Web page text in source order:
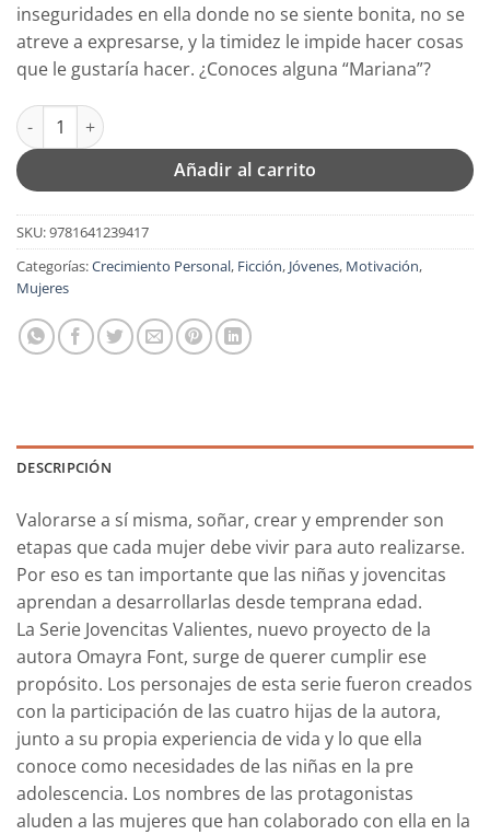
inseguridades en ella donde no se siente bonita, no se
atreve a expresarse, y la timidez le impide hacer cosas
que le gustaría hacer. ¿Conoces alguna “Mariana”?
Mariana Se Valora -Volumen 1- Tapa Blanda - Omayra Font
Añadir al carrito
SKU:9781641239417
Categorías:Crecimiento Personal, Ficción, Jóvenes, Motivación,
Mujeres
DESCRIPCIÓN
Valorarse a sí misma, soñar, crear y emprender son
etapas que cada mujer debe vivir para auto realizarse.
Por eso es tan importante que las niñas y jovencitas
aprendan a desarrollarlas desde temprana edad.
La Serie Jovencitas Valientes, nuevo proyecto de la
autora Omayra Font, surge de querer cumplir ese
propósito. Los personajes de esta serie fueron creados
con la participación de las cuatro hijas de la autora,
junto a su propia experiencia de vida y lo que ella
conoce como necesidades de las niñas en la pre
adolescencia. Los nombres de las protagonistas
aluden a las mujeres que han colaborado con ella en la